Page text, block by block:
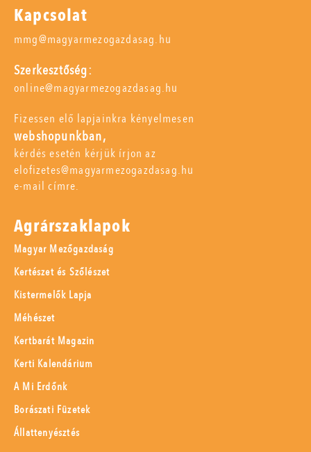
Kapcsolat
mmg@magyarmezogazdasag.hu
Szerkesztőség:
online@magyarmezogazdasag.hu
Fizessen elő lapjainkra kényelmesen
webshopunkban,
kérdés esetén kérjük írjon az
elofizetes@magyarmezogazdasag.hu
e-mail címre.
Agrárszaklapok
Magyar Mezőgazdaság
Kertészet és Szőlészet
Kistermelők Lapja
Méhészet
Kertbarát Magazin
Kerti Kalendárium
A Mi Erdőnk
Borászati Füzetek
Állattenyésztés